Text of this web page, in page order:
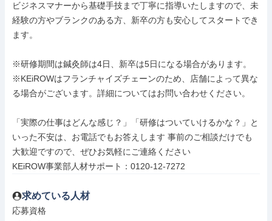
ビジネスマナーから基礎手技まで丁寧に指導いたしますので、未
経験の方やブランクのある方、新卒の方も安心してスタートでき
ます。
※研修期間は鍼灸師は4日、新卒は5日になる場合があります。
※KEiROWはフランチャイズチェーンのため、店舗によって異な
る場合がございます。詳細についてはお問い合わせください。
「実際の仕事はどんな感じ？」「研修はついていけるかな？」と
いった不安は、お電話でもお答えします 事前のご相談だけでも
大歓迎ですので、ぜひお気軽にご連絡ください
KEiROW事業部人材サポート：0120-12-7272
求めている人材
応募資格